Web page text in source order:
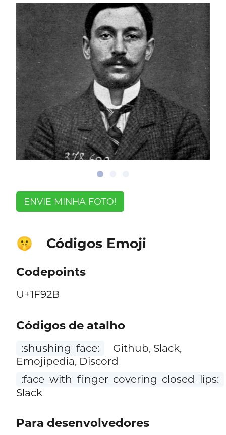
ENVIE MINHA FOTO!
🤫 Códigos Emoji
Codepoints
U+1F92B
Códigos de atalho
:shushing_face:
Github, Slack,
Emojipedia, Discord
:face_with_finger_covering_closed_lips:
Slack
Para desenvolvedores